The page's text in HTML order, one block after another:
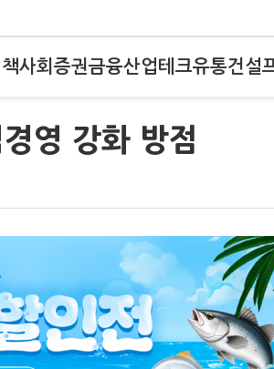
사회 증권금융산업테크유통건설
영 강화 방점